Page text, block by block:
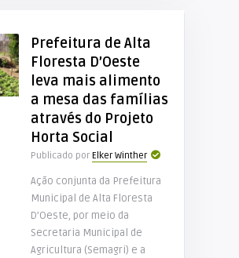
Prefeitura de Alta
Floresta D’Oeste
leva mais alimento
a mesa das famílias
através do Projeto
Horta Social
Publicado por Elker Winther
Ação conjunta da Prefeitura
Municipal de Alta Floresta
D’Oeste, por meio da
Secretaria Municipal de
Agricultura (Semagri) e a